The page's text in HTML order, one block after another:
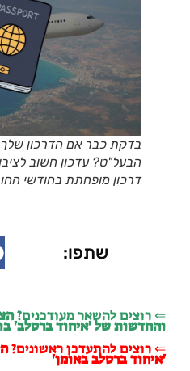
בדקת כבר אם הדרכון
הבעל"ט? עדכון חשוב
דרכון מופחתת בחודשי
שתפו:
⇐ רוצים להשאר מעודכנים?
והחדשות של 'איחוד ברסלב'
⇐ רוצים להתעדכן ראשונים?
'איחוד ברסלב באומן'